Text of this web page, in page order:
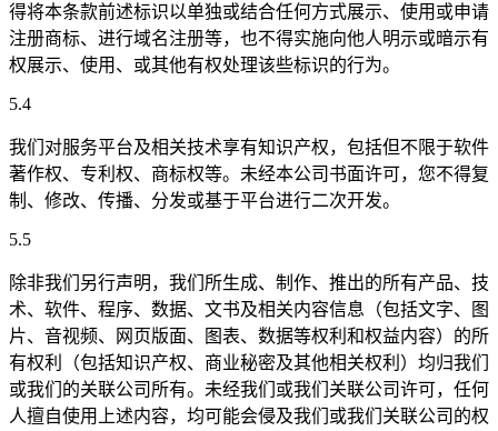
得将本条款前述标识以单独或结合任何方式展示、使用或申请
注册商标、进行域名注册等，也不得实施向他人明示或暗示有
权展示、使用、或其他有权处理该些标识的行为。
5.4
我们对服务平台及相关技术享有知识产权，包括但不限于软件
著作权、专利权、商标权等。未经本公司书面许可，您不得复
制、修改、传播、分发或基于平台进行二次开发。
5.5
除非我们另行声明，我们所生成、制作、推出的所有产品、技
术、软件、程序、数据、文书及相关内容信息（包括文字、图
片、音视频、网页版面、图表、数据等权利和权益内容）的所
有权利（包括知识产权、商业秘密及其他相关权利）均归我们
或我们的关联公司所有。未经我们或我们关联公司许可，任何
人擅自使用上述内容，均可能会侵及我们或我们关联公司的权